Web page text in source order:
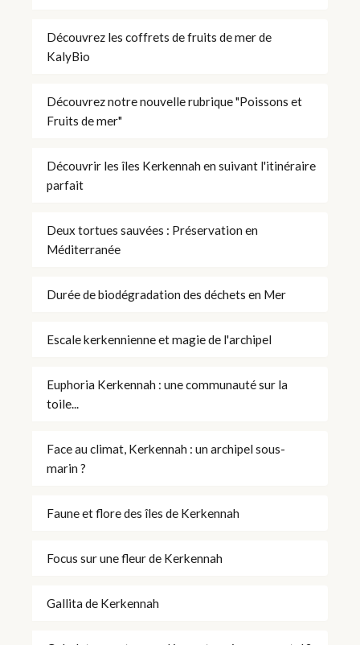
Découvrez les coffrets de fruits de mer de
KalyBio
Découvrez notre nouvelle rubrique "Poissons et
Fruits de mer"
Découvrir les îles Kerkennah en suivant l'itinéraire
parfait
Deux tortues sauvées : Préservation en
Méditerranée
Durée de biodégradation des déchets en Mer
Escale kerkennienne et magie de l'archipel
Euphoria Kerkennah : une communauté sur la
toile...
Face au climat, Kerkennah : un archipel sous-
marin ?
Faune et flore des îles de Kerkennah
Focus sur une fleur de Kerkennah
Gallita de Kerkennah